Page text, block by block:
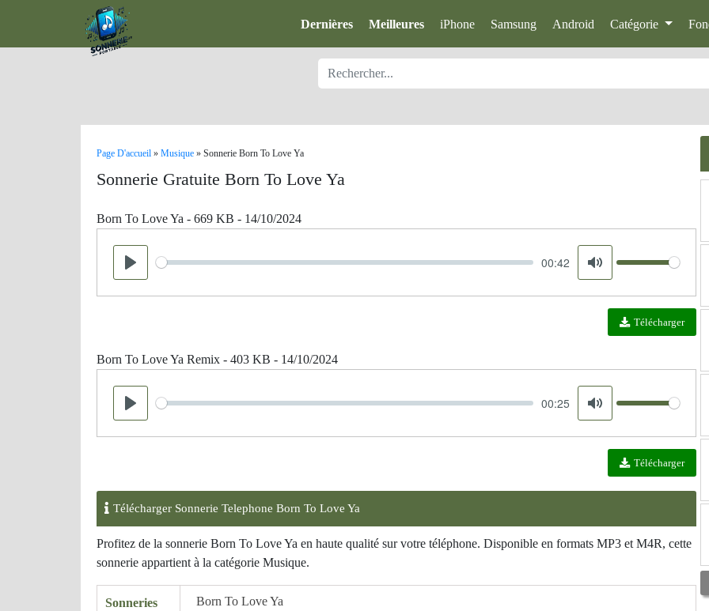
Dernières Meilleures iPhone Samsung Android Catégorie
Page D'accueil » Musique » Sonnerie Born To Love Ya
Sonnerie Gratuite Born To Love Ya
Born To Love Ya - 669 KB - 14/10/2024
Play
Seek 00:42
Mute
Volume
Télécharger
Born To Love Ya Remix - 403 KB - 14/10/2024
Play
Seek 00:25
Mute
Volume
Télécharger
Télécharger Sonnerie Telephone Born To Love Ya
Profitez de la sonnerie Born To Love Ya en haute qualité sur votre téléphone. Disponible en formats MP3 et M4R, cette
sonnerie appartient à la catégorie Musique.
Sonneries Born To Love Ya